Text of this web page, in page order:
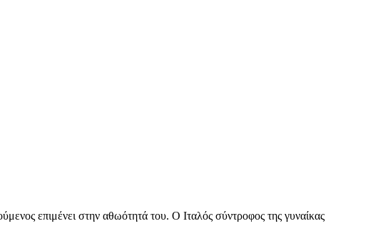
επιμένει στην αθωότητά του. Ο Ιταλός σύντροφος της γυναίκας